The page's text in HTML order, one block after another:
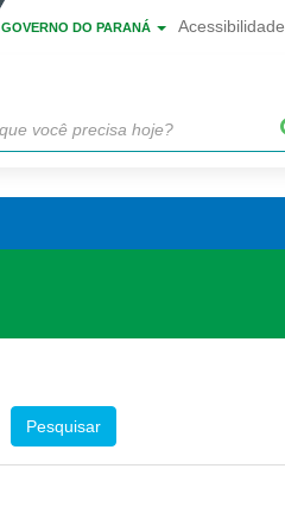
GOVERNO DO PARANÁ Acessibilidade
Pesquisar